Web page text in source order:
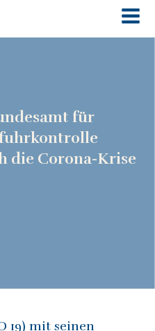
für
die Corona-Krise
19) mit seinen